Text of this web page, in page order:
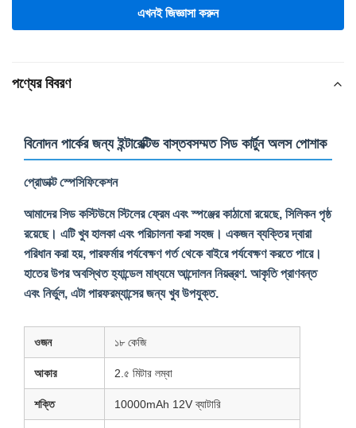
এখনই জিজ্ঞাসা করুন
পণ্যের বিবরণ
বিনোদন পার্কের জন্য ইন্টারেক্টিভ বাস্তবসম্মত সিড কার্টুন অলস পোশাক
প্রোডাক্ট স্পেসিফিকেশন
আমাদের সিড কস্টিউমে স্টিলের ফ্রেম এবং স্পঞ্জের কাঠামো রয়েছে, সিলিকন পৃষ্ঠ
রয়েছে। এটি খুব হালকা এবং পরিচালনা করা সহজ। একজন ব্যক্তির দ্বারা
পরিধান করা হয়, পারফর্মার পর্যবেক্ষণ গর্ত থেকে বাইরে পর্যবেক্ষণ করতে পারে।
হাতের উপর অবস্থিত হ্যান্ডেল মাধ্যমে আন্দোলন নিয়ন্ত্রণ. আকৃতি প্রাণবন্ত
এবং নির্ভুল, এটা পারফরম্যান্সের জন্য খুব উপযুক্ত.
ওজন ১৮ কেজি
আকার 2.৫ মিটার লম্বা
শক্তি 10000mAh 12V ব্যাটারি